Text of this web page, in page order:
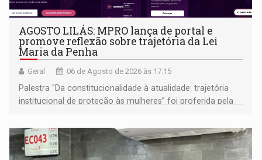
AGOSTO LILÁS: MPRO lança de portal e
promove reflexão sobre trajetória da Lei
Maria da Penha
Geral 06 de Agosto de 2026 às 17:15
Palestra "Da constitucionalidade à atualidade: trajetória
institucional de proteção às mulheres” foi proferida pela
Goiás